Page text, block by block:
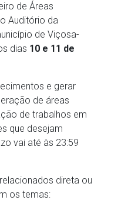
de Áreas
Auditório da
de Viçosa-
dias 10 e 11 de
e gerar
de áreas
de trabalhos em
que desejam
vai até às 23:59
direta ou
os temas: